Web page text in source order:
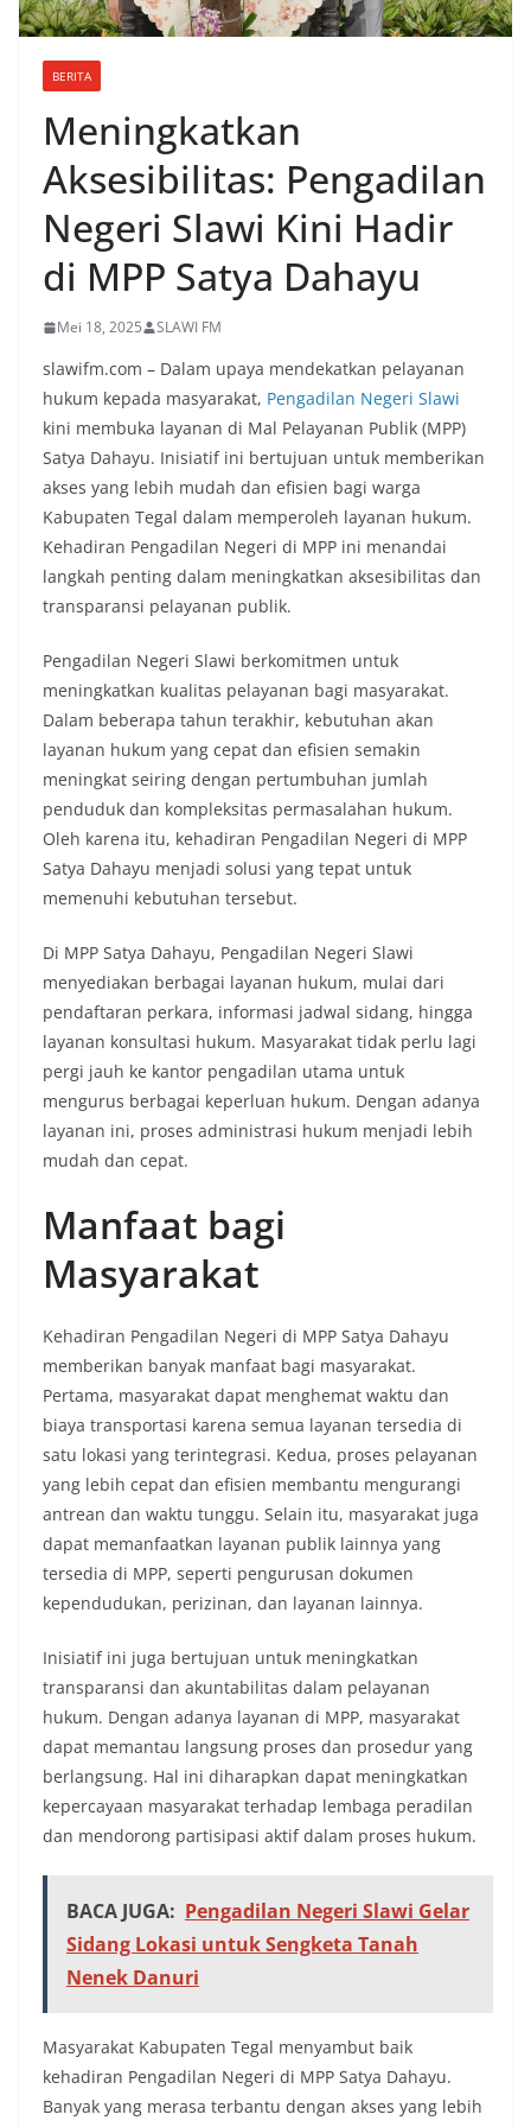
BERITA
Meningkatkan
Aksesibilitas: Pengadilan
Negeri Slawi Kini Hadir
di MPP Satya Dahayu
Mei 18, 2025 SLAWI FM
slawifm.com – Dalam upaya mendekatkan pelayanan
hukum kepada masyarakat, Pengadilan Negeri Slawi
kini membuka layanan di Mal Pelayanan Publik (MPP)
Satya Dahayu. Inisiatif ini bertujuan untuk memberikan
akses yang lebih mudah dan efisien bagi warga
Kabupaten Tegal dalam memperoleh layanan hukum.
Kehadiran Pengadilan Negeri di MPP ini menandai
langkah penting dalam meningkatkan aksesibilitas dan
transparansi pelayanan publik.
Pengadilan Negeri Slawi berkomitmen untuk
meningkatkan kualitas pelayanan bagi masyarakat.
Dalam beberapa tahun terakhir, kebutuhan akan
layanan hukum yang cepat dan efisien semakin
meningkat seiring dengan pertumbuhan jumlah
penduduk dan kompleksitas permasalahan hukum.
Oleh karena itu, kehadiran Pengadilan Negeri di MPP
Satya Dahayu menjadi solusi yang tepat untuk
memenuhi kebutuhan tersebut.
Di MPP Satya Dahayu, Pengadilan Negeri Slawi
menyediakan berbagai layanan hukum, mulai dari
pendaftaran perkara, informasi jadwal sidang, hingga
layanan konsultasi hukum. Masyarakat tidak perlu lagi
pergi jauh ke kantor pengadilan utama untuk
mengurus berbagai keperluan hukum. Dengan adanya
layanan ini, proses administrasi hukum menjadi lebih
mudah dan cepat.
Manfaat bagi
Masyarakat
Kehadiran Pengadilan Negeri di MPP Satya Dahayu
memberikan banyak manfaat bagi masyarakat.
Pertama, masyarakat dapat menghemat waktu dan
biaya transportasi karena semua layanan tersedia di
satu lokasi yang terintegrasi. Kedua, proses pelayanan
yang lebih cepat dan efisien membantu mengurangi
antrean dan waktu tunggu. Selain itu, masyarakat juga
dapat memanfaatkan layanan publik lainnya yang
tersedia di MPP, seperti pengurusan dokumen
kependudukan, perizinan, dan layanan lainnya.
Inisiatif ini juga bertujuan untuk meningkatkan
transparansi dan akuntabilitas dalam pelayanan
hukum. Dengan adanya layanan di MPP, masyarakat
dapat memantau langsung proses dan prosedur yang
berlangsung. Hal ini diharapkan dapat meningkatkan
kepercayaan masyarakat terhadap lembaga peradilan
dan mendorong partisipasi aktif dalam proses hukum.
BACA JUGA: Pengadilan Negeri Slawi Gelar
Sidang Lokasi untuk Sengketa Tanah
Nenek Danuri
Masyarakat Kabupaten Tegal menyambut baik
kehadiran Pengadilan Negeri di MPP Satya Dahayu.
Banyak yang merasa terbantu dengan akses yang lebih